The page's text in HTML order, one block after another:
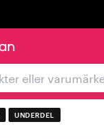
UNDERDEL